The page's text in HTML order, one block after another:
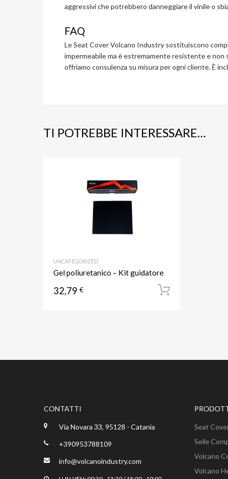
aggressivi che potrebbero danneggiare il vinile o
FAQ
Le Seat Cover Volcano Industry sostituiscono
impermeabile ma è estremamente resistente e non
offriamo consulenza su misura per ogni cliente. È
TI POTREBBE INTERESSARE…
UNCATEGORIZED
Gel poliuretanico – Kit guidatore
32,79€
CONTATTI
Via Novara 33, 95128 - Catania
+390953788109
info@volcanoindustry.com
Seat
Selle
Volcano
Volcano